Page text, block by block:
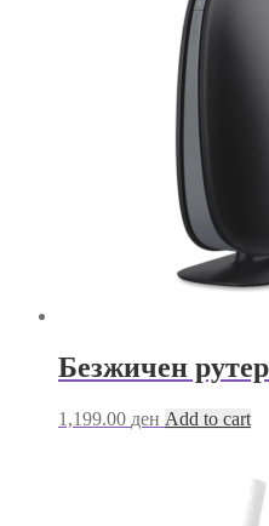
Безжичен
1,199.00 ден Add to cart